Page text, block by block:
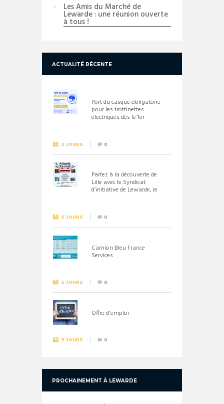
Les Amis du Marché de
Lewarde : une réunion ouverte
à tous !
ACTUALITÉ RÉCENTE
Port du casque obligatoire
pour les trottinettes
électriques dès le 1er
3 JOURS 0
Partez à la découverte de
Lille avec le Syndicat
d’initiative de Lewarde, le
3 JOURS 0
Camion Bleu France
Services
3 JOURS 0
Offre d'emploi
3 JOURS 0
PROCHAINEMENT À LEWARDE